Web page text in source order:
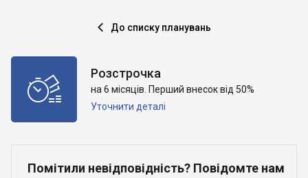
 До списку планувань

Розстрочка
на 6 місяців. Перший внесок від 50%
Уточнити деталі
Помітили невідповідність? Повідомте нам